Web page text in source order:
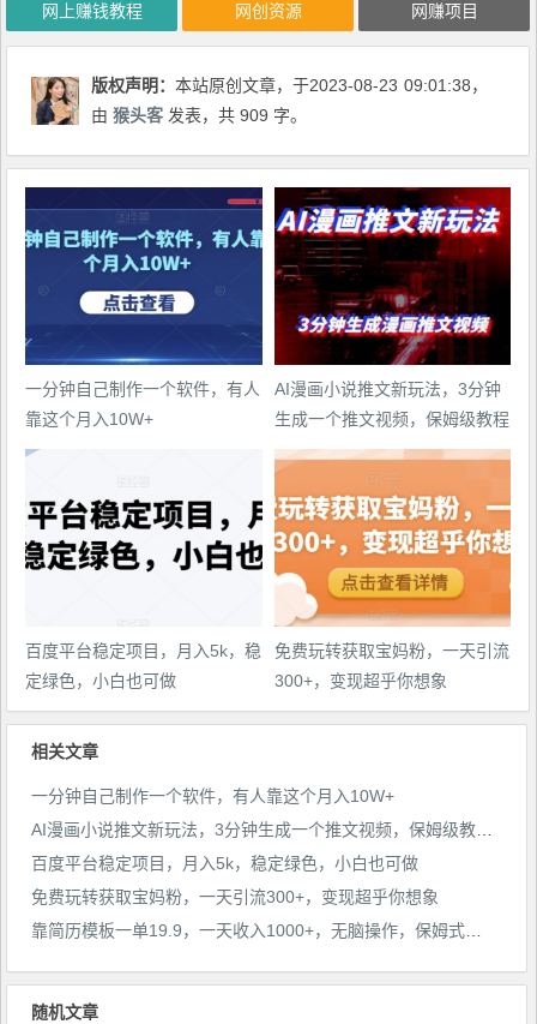
网上赚钱教程 网创资源 网赚项目
版权声明：本站原创文章，于2023-08-23 09:01:38，
由猴头客 发表，共 909 字。
一分钟自己制作一个软件，有人
靠这个月入10W+
AI漫画小说推文新玩法，3分钟
生成一个推文视频，保姆级教程
【配项目操作和软件教程】
百度平台稳定项目，月入5k，稳
定绿色，小白也可做
免费玩转获取宝妈粉，一天引流
300+，变现超乎你想象
相关文章
一分钟自己制作一个软件，有人靠这个月入10W+
AI漫画小说推文新玩法，3分钟生成一个推文视频，保姆级教程【配项目操作和软件教程】
百度平台稳定项目，月入5k，稳定绿色，小白也可做
免费玩转获取宝妈粉，一天引流300+，变现超乎你想象
靠简历模板一单19.9，一天收入1000+，无脑操作，保姆式教学，首选网赚副业！
随机文章